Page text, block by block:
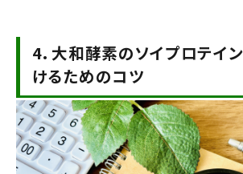
4. 大和酵素のソイプロテイ
けるためのコツ